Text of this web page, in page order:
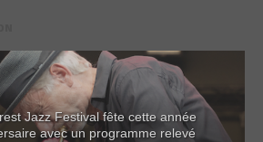
Jazz Festival fête cette année
avec un programme relevé